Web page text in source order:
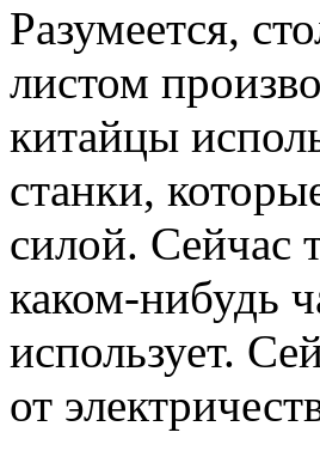
Разумеется,
листом
китайцы
станки,
силой. Сейчас
каком-нибудь
использует.
от